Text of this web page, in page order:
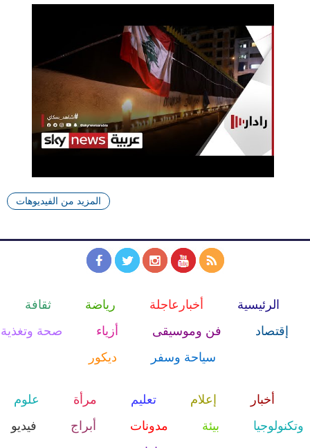
المزيد من الفيديوهات
الرئيسية أخبارعاجلة رياضة
ثقافة
إقتصاد
فن وموسيقى أزياء
صحة وتغذية
سياحة وسفر
ديكور
أخبار إعلام تعليم مرأة
علوم
وتكنولوجيا
بيئة مدونات أبراج
فيديو